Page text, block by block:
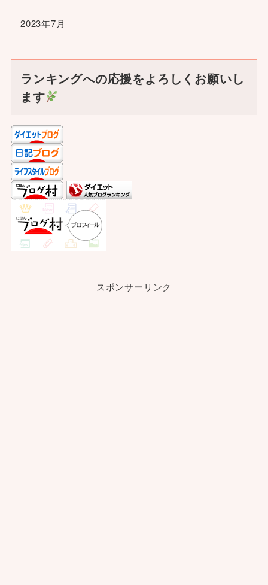
2023年7月
ランキングへの応援をよろしくお願いし
ます
スポンサーリンク